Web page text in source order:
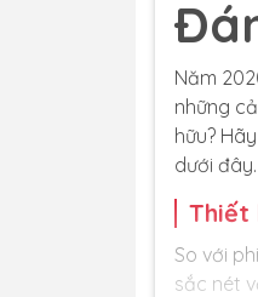
Năm
những
hữu?
dưới đây.
Thiết
So với
sắc nét